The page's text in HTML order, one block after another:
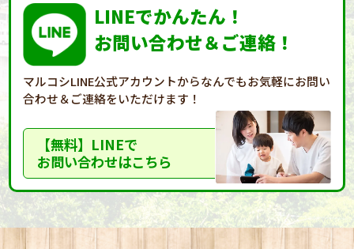
LINEでかんたん！
お問い合わせ＆ご連絡！
マルコシLINE公式アカウントからなんでもお気軽にお問い
合わせ＆ご連絡をいただけます！
【無料】LINEで
お問い合わせはこちら